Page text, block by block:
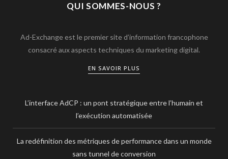
QUI SOMMES-NOUS ?
Ad-Exchange est le premier site d’information francophone
consacré aux aspects techniques du marketing digital.
EN SAVOIR PLUS
L’interface AdCP : un pont stratégique entre l’humain et
l’exécution automatisée
La redéfinition des métriques de performance dans un monde
sans tunnel de conversion